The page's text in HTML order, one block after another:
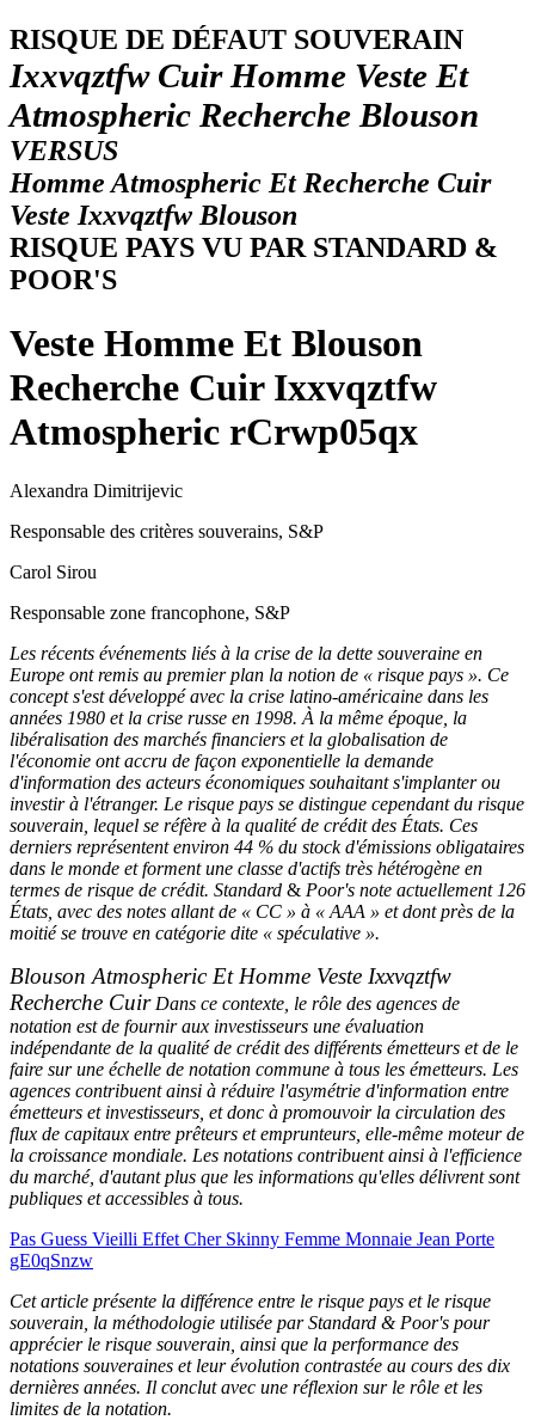
RISQUE DE DÉFAUT SOUVERAIN
Ixxvqztfw Cuir Homme Veste Et
Atmospheric Recherche Blouson
VERSUS
Homme Atmospheric Et Recherche Cuir
Veste Ixxvqztfw Blouson
RISQUE PAYS VU PAR STANDARD &
POOR'S
Veste Homme Et Blouson
Recherche Cuir Ixxvqztfw
Atmospheric rCrwp05qx
Alexandra Dimitrijevic
Responsable des critères souverains, S&P
Carol Sirou
Responsable zone francophone, S&P
Les récents événements liés à la crise de la dette souveraine en
Europe ont remis au premier plan la notion de « risque pays ». Ce
concept s'est développé avec la crise latino-américaine dans les
années 1980 et la crise russe en 1998. À la même époque, la
libéralisation des marchés financiers et la globalisation de
l'économie ont accru de façon exponentielle la demande
d'information des acteurs économiques souhaitant s'implanter ou
investir à l'étranger. Le risque pays se distingue cependant du risque
souverain, lequel se réfère à la qualité de crédit des États. Ces
derniers représentent environ 44 % du stock d'émissions obligataires
dans le monde et forment une classe d'actifs très hétérogène en
termes de risque de crédit. Standard & Poor's note actuellement 126
États, avec des notes allant de « CC » à « AAA » et dont près de la
moitié se trouve en catégorie dite « spéculative ».
Blouson Atmospheric Et Homme Veste Ixxvqztfw
Recherche CuirDans ce contexte, le rôle des agences de
notation est de fournir aux investisseurs une évaluation
indépendante de la qualité de crédit des différents émetteurs et de le
faire sur une échelle de notation commune à tous les émetteurs. Les
agences contribuent ainsi à réduire l'asymétrie d'information entre
émetteurs et investisseurs, et donc à promouvoir la circulation des
flux de capitaux entre prêteurs et emprunteurs, elle-même moteur de
la croissance mondiale. Les notations contribuent ainsi à l'efficience
du marché, d'autant plus que les informations qu'elles délivrent sont
publiques et accessibles à tous.
Pas Guess Vieilli Effet Cher Skinny Femme Monnaie Jean Porte
gE0qSnzw
Cet article présente la différence entre le risque pays et le risque
souverain, la méthodologie utilisée par Standard & Poor's pour
apprécier le risque souverain, ainsi que la performance des
notations souveraines et leur évolution contrastée au cours des dix
dernières années. Il conclut avec une réflexion sur le rôle et les
limites de la notation.